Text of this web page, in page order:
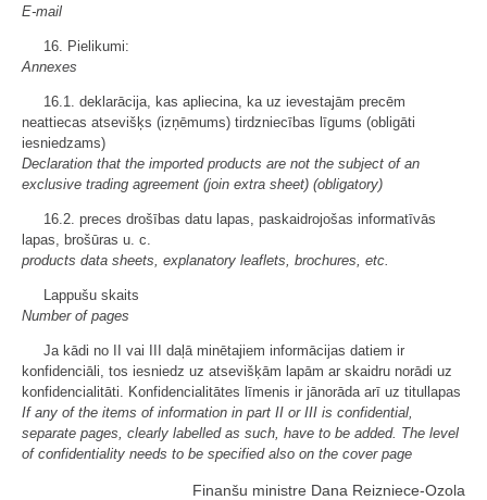
E-mail
16. Pielikumi:
Annexes
16.1. deklarācija, kas apliecina, ka uz ievestajām precēm
neattiecas atsevišķs (izņēmums) tirdzniecības līgums (obligāti
iesniedzams)
Declaration that the imported products are not the subject of an
exclusive trading agreement (join extra sheet) (obligatory)
16.2. preces drošības datu lapas, paskaidrojošas informatīvās
lapas, brošūras u. c.
products data sheets, explanatory leaflets, brochures, etc.
Lappušu skaits
Number of pages
Ja kādi no II vai III daļā minētajiem informācijas datiem ir
konfidenciāli, tos iesniedz uz atsevišķām lapām ar skaidru norādi uz
konfidencialitāti. Konfidencialitātes līmenis ir jānorāda arī uz titullapas
If any of the items of information in part II or III is confidential,
separate pages, clearly labelled as such, have to be added. The level
of confidentiality needs to be specified also on the cover page
Finanšu ministre Dana Reizniece-Ozola